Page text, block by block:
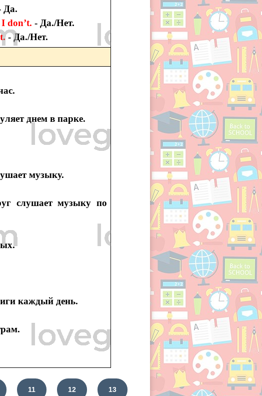
Да.
don’t. - Да./Нет.
- Да./Нет.
днем в парке.
музыку.
слушает музыку по
каждый день.
11 12 13